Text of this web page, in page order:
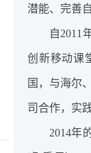
潜能、完善自
自2011
创新移动课
国，与海尔
司合作，实
2014年